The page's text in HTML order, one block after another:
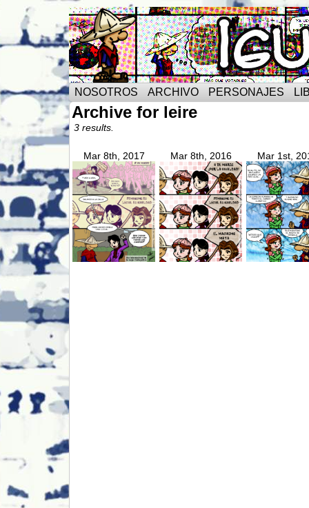
NOSOTROS ARCHIVO PERSONAJES
Archive for leire
3 results.
Mar 8th, 2017 Mar 8th, 2016 Mar 1st,